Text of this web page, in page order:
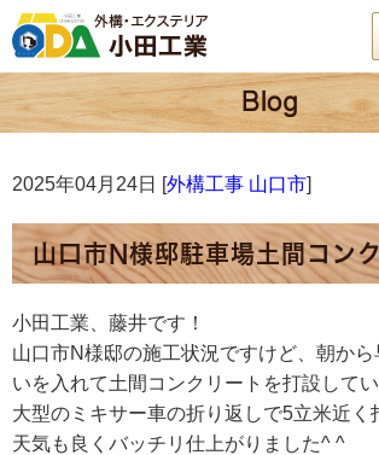
2025年04月24日 [外構工事 山口市]
山口市N様邸駐車場土間コン
小田工業、藤井です！
山口市N様邸の施工状況ですけど、朝か
いを入れて土間コンクリートを打設してい
大型のミキサー車の折り返しで5立米近く
天気も良くバッチリ仕上がりました^ ^